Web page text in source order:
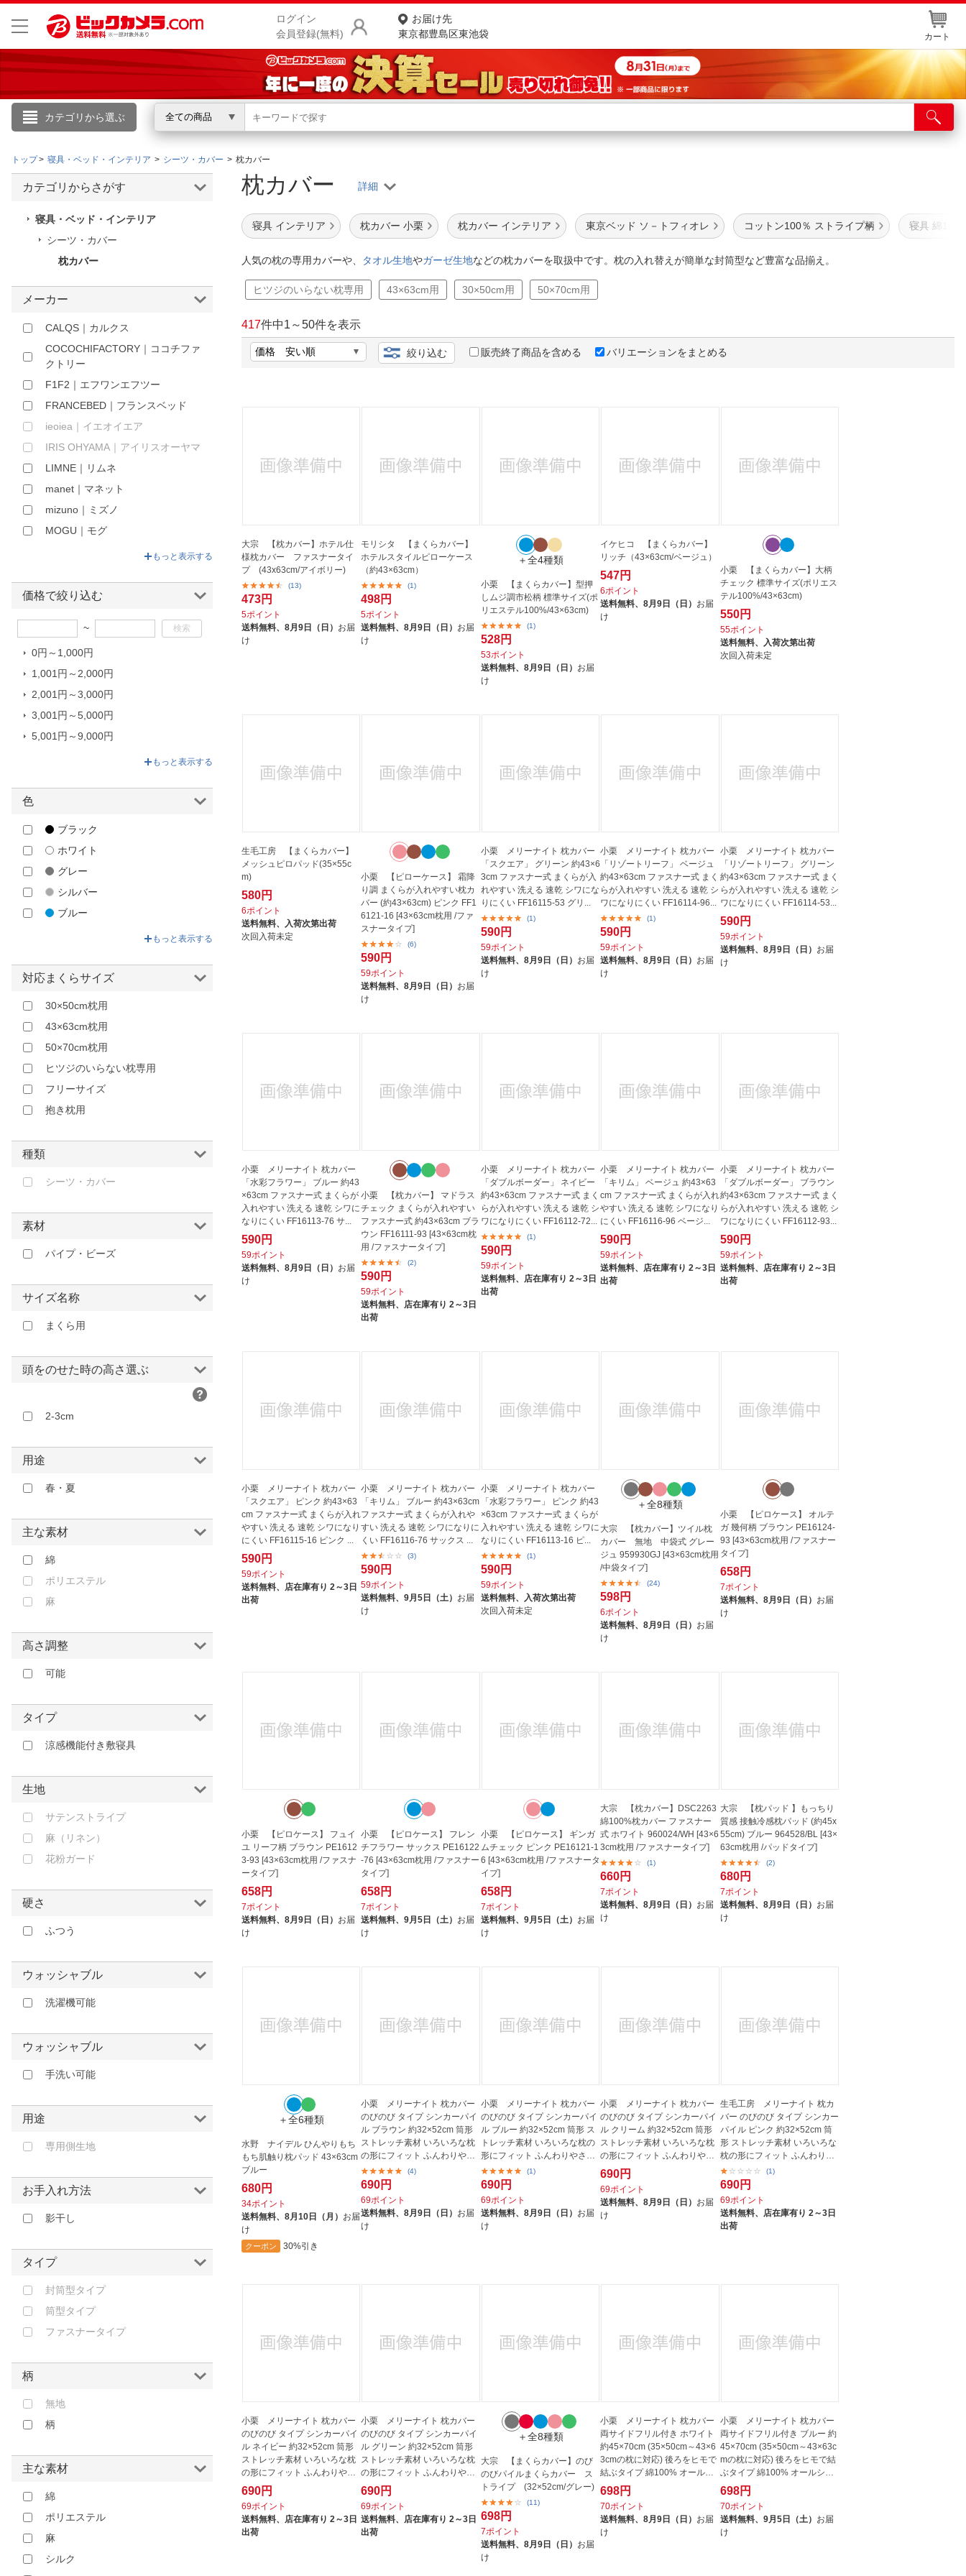
ログイン
会員登録(無料)
お届け先
東京都豊島区東池袋
カート
カテゴリから選ぶ 全ての商品
こんにちは
ログイン
カテゴリ一覧からさがす
お客様サポート
ご利用ガイド
ご利用規約
店舗情報・店舗一覧
IR情報
トップ 寝具・ベッド・インテリア シーツ・カバー 枕カバー
枕カバー
寝具 インテリア 枕カバー 小栗 枕カバー インテリア 東京ベッド ソ－トフィオレ コットン100％ ストライプ柄 寝具 綿
人気の枕の専用カバーや、 タオル生地やガーゼ生地などの枕カバーを取扱中です。枕の入れ替えが簡単な封筒型など豊富な品揃え。
ヒツジのいらない枕専用 43×63cm用 30×50cm用 50×70cm用
417件中1 ～50件を表示
絞り込む 販売終了商品を含める バリエーションをまとめる
大宗 【枕カバー】ホテル仕
様枕カバー ファスナータイ
プ (43x63cm/アイボリー)
(13)
473円
5ポイント
送料無料、 8月9日（日） お届
け
モリシタ 【まくらカバー】
ホテルスタイルピローケース
（約43×63cm）
(1)
498円
5ポイント
送料無料、8月9日（日） お届
け
＋全4種類
小栗 【まくらカバー】型押
しムジ調市松柄 標準サイズ(ポ
リエステル100%/43×63cm)
(1)
528円
53ポイント
送料無料、 8月9日（日） お届
け
イケヒコ 【まくらカバー】
リッチ（43×63cm/ベージュ）
547円
6ポイント
送料無料、8月9日（日） お届
け
小栗 【まくらカバー】大柄
チェック 標準サイズ(ポリエス
テル100%/43×63cm)
550円
55ポイント
送料無料、
入荷次第出荷
次回入荷未定
生毛工房 【まくらカバー】
メッシュピロパッド(35×55c
m)
580円
6ポイント
送料無料、 入荷次第出荷
次回入荷未定
小栗 【ピローケース】 霜降
り調 まくらが入れやすい枕カ
バー (約43×63cm) ピンク FF1
6121-16 [43×63cm枕用 /ファ
スナータイプ]
(6)
590円
59ポイント
送料無料、8月9日（日） お届
け
小栗 メリーナイト 枕カバー
「スクエア」 グリーン 約43×6
3cm ファスナー式 まくらが入
れやすい 洗える 速乾 シワにな
りにくい FF16115-53 グリ...
(1)
590円
59ポイント
送料無料、 8月9日（日） お届
け
小栗 メリーナイト 枕カバー
「リゾートリーフ」 ベージュ
約43×63cm ファスナー式 まく
らが入れやすい 洗える 速乾 シ
ワになりにくい FF16114-96...
(1)
590円
59ポイント
送料無料、8月9日（日） お届
け
小栗 メリーナイト 枕カバー
「リゾートリーフ」 グリーン
約43×63cm ファスナー式 まく
らが入れやすい 洗える 速乾 シ
ワになりにくい FF16114-53...
590円
59ポイント
送料無料、 8月9日（日） お届
け
小栗 メリーナイト 枕カバー
「水彩フラワー」 ブルー 約43
×63cm ファスナー式 まくらが
入れやすい 洗える 速乾 シワに
なりにくい FF16113-76 サ...
590円
59ポイント
送料無料、 8月9日（日） お届
け
小栗 【枕カバー】 マドラス
チェック まくらが入れやすい
ファスナー式 約43×63cm ブラ
ウン FF16111-93 [43×63cm枕
用 /ファスナータイプ]
(2)
590円
59ポイント
送料無料、 店在庫有り 2～3日
出荷
小栗 メリーナイト 枕カバー
「ダブルボーダー」 ネイビー
約43×63cm ファスナー式 まく
らが入れやすい 洗える 速乾 シ
ワになりにくい FF16112-72...
(1)
590円
59ポイント
送料無料、 店在庫有り 2～3日
出荷
小栗 メリーナイト 枕カバー
「キリム」 ベージュ 約43×63
cm ファスナー式 まくらが入れ
やすい 洗える 速乾 シワになり
にくい FF16116-96 ベージ...
590円
59ポイント
送料無料、 店在庫有り 2～3日
出荷
小栗 メリーナイト 枕カバー
「ダブルボーダー」 ブラウン
約43×63cm ファスナー式 まく
らが入れやすい 洗える 速乾 シ
ワになりにくい FF16112-93...
590円
59ポイント
送料無料、
店在庫有り 2～3日
出荷
小栗 メリーナイト 枕カバー
「スクエア」 ピンク 約43×63
cm ファスナー式 まくらが入れ
やすい 洗える 速乾 シワになり
にくい FF16115-16 ピンク ...
590円
59ポイント
送料無料、 店在庫有り 2～3日
出荷
小栗 メリーナイト 枕カバー
「キリム」 ブルー 約43×63cm
ファスナー式 まくらが入れや
すい 洗える 速乾 シワになりに
くい FF16116-76 サックス ...
(3)
590円
59ポイント
送料無料、9月5日（土） お届
け
小栗 メリーナイト 枕カバー
「水彩フラワー」 ピンク 約43
×63cm ファスナー式 まくらが
入れやすい 洗える 速乾 シワに
なりにくい FF16113-16 ピ...
(1)
590円
59ポイント
送料無料、
入荷次第出荷
次回入荷未定
＋全8種類
大宗 【枕カバー】ツイル枕
カバー 無地 中袋式 グレー
ジュ 959930GJ [43×63cm枕用
/中袋タイプ]
(24)
598円
6ポイント
送料無料、8月9日（日） お届
け
小栗 【ピロケース】 オルテ
ガ 幾何柄 ブラウン PE16124-
93 [43×63cm枕用 /ファスナー
タイプ]
658円
7ポイント
送料無料、 8月9日（日） お届
け
小栗 【ピロケース】 フュイ
ユ リーフ柄 ブラウン PE1612
3-93 [43×63cm枕用 /ファスナ
ータイプ]
658円
7ポイント
送料無料、 8月9日（日） お届
け
小栗 【ピロケース】 フレン
チフラワー サックス PE16122
-76 [43×63cm枕用 /ファスナー
タイプ]
658円
7ポイント
送料無料、9月5日（土） お届
け
小栗 【ピロケース】 ギンガ
ムチェック ピンク PE16121-1
6 [43×63cm枕用 /ファスナータ
イプ]
658円
7ポイント
送料無料、 9月5日（土） お届
け
大宗 【枕カバー】DSC2263
綿100%枕カバー ファスナー
式 ホワイト 960024/WH [43×6
3cm枕用 /ファスナータイプ]
(1)
660円
7ポイント
送料無料、8月9日（日） お届
け
大宗 【枕パッド 】もっちり
質感 接触冷感枕パッド (約45x
55cm) ブルー 964528/BL [43×
63cm枕用 /パッドタイプ]
(2)
680円
7ポイント
送料無料、 8月9日（日） お届
け
＋全6種類
水野 ナイデル ひんやりもち
もち肌触り枕パッド 43×63cm
ブルー
680円
34ポイント
送料無料、 8月10日（月） お届
け
クーポン 30%引き
小栗 メリーナイト 枕カバー
のびのび タイプ シンカーパイ
ル ブラウン 約32×52cm 筒形
ストレッチ素材 いろいろな枕
の形にフィット ふんわりや
さ...
(4)
690円
69ポイント
送料無料、8月9日（日） お届
け
小栗 メリーナイト 枕カバー
のびのび タイプ シンカーパイ
ル ブルー 約32×52cm 筒形 ス
トレッチ素材 いろいろな枕の
形にフィット ふんわりやさ
し...
(1)
690円
69ポイント
送料無料、 8月9日（日） お届
け
小栗 メリーナイト 枕カバー
のびのび タイプ シンカーパイ
ル クリーム 約32×52cm 筒形
ストレッチ素材 いろいろな枕
の形にフィット ふんわりや
さ...
690円
69ポイント
送料無料、8月9日（日） お届
け
生毛工房 メリーナイト 枕カ
バー のびのび タイプ シンカー
パイル ピンク 約32×52cm 筒
形 ストレッチ素材 いろいろな
枕の形にフィット ふんわり
や...
(1)
690円
69ポイント
送料無料、
店在庫有り 2～3日
出荷
小栗 メリーナイト 枕カバー
のびのび タイプ シンカーパイ
ル ネイビー 約32×52cm 筒形
ストレッチ素材 いろいろな枕
の形にフィット ふんわりや
さ...
690円
69ポイント
送料無料、 店在庫有り 2～3日
出荷
小栗 メリーナイト 枕カバー
のびのび タイプ シンカーパイ
ル グリーン 約32×52cm 筒形
ストレッチ素材 いろいろな枕
の形にフィット ふんわりや
さ...
690円
69ポイント
送料無料、 店在庫有り 2～3日
出荷
＋全8種類
大宗 【まくらカバー】のび
のびパイルまくらカバー ス
トライプ (32×52cm/グレー)
(11)
698円
7ポイント
送料無料、 8月9日（日） お届
け
小栗 メリーナイト 枕カバー
両サイドフリル付き ホワイト
約45×70cm (35×50cm～43×6
3cmの枕に対応) 後ろをヒモで
結ぶタイプ 綿100% オールシ
ー...
698円
70ポイント
送料無料、8月9日（日） お届
け
小栗 メリーナイト 枕カバー
両サイドフリル付き ブルー 約
45×70cm (35×50cm～43×63c
mの枕に対応) 後ろをヒモで結
ぶタイプ 綿100% オールシー
ズ...
698円
70ポイント
送料無料、 9月5日（土） お届
け
カテゴリからさがす
寝具・ベッド・インテリア
シーツ・カバー
枕カバー
メーカー
CALQS｜カルクス
COCOCHIFACTORY｜ココチファ
クトリー
F1F2｜エフワンエフツー
FRANCEBED｜フランスベッド
ieoiea｜イエオイエア
IRIS OHYAMA｜アイリスオーヤマ
LIMNE｜リムネ
manet｜マネット
mizuno｜ミズノ
MOGU｜モグ
MTG｜エムティージー
TENTIAL｜テンシャル
アルファックス｜alphax
イケヒコ｜IKEHIKO
ウィルマックス｜WILLMAX
オーシン｜OSHIN
コアラマットレス｜Koala
コジット｜COGIT
コンテックス｜Kontex
ダイトウボウ｜daitobo
ナイスデイ｜Niceday
ファブザホーム｜Fab the Home
ムービック｜movic
メルクロス｜MERCROS
モリシタ｜MORISHITA
ユノキ
りぶはあと｜LIVHEART
伊藤正｜itosho
太陽｜Taiyo
山善｜YAMAZEN
昭和西川｜SHOWA NISHIKAWA
水野｜Mizuno
生毛工房｜UMO KOBO
篠原化学｜Shinoharakagaku
5050WORKSHOP｜フィフティフ
もっと表示する
価格で絞り込む
~
0円～1,000円
1,001円～2,000円
2,001円～3,000円
3,001円～5,000円
5,001円～9,000円
もっと表示する
色
ブラック
ホワイト
グレー
シルバー
ブルー
イエロー
もっと表示する
対応まくらサイズ
30×50cm枕用
43×63cm枕用
50×70cm枕用
ヒツジのいらない枕専用
フリーサイズ
抱き枕用
種類
シーツ・カバー
素材
パイプ・ビーズ
サイズ名称
まくら用
頭をのせた時の高さ選ぶ
2-3cm
用途
春・夏
主な素材
綿
ポリエステル
麻
高さ調整
可能
タイプ
涼感機能付き敷寝具
生地
サテンストライプ
麻（リネン）
花粉ガード
硬さ
ふつう
ウォッシャブル
洗濯機可能
ウォッシャブル
手洗い可能
用途
専用側生地
お手入れ方法
影干し
タイプ
封筒型タイプ
筒型タイプ
ファスナータイプ
柄
無地
柄
主な素材
綿
ポリエステル
麻
シルク